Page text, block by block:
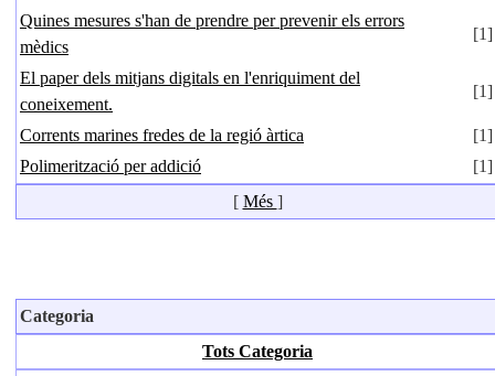
Quines mesures s'han de prendre per prevenir els errors
mèdics
[1]
El paper dels mitjans digitals en l'enriquiment del
coneixement.
[1]
Corrents marines fredes de la regió àrtica
[1]
Polimerització per addició
[1]
[ Més ]
Categoria
Tots Categoria